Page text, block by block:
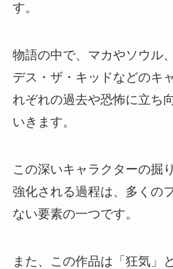
す。
物語の中で、マカやソウル
デス・ザ・キッドなどのキ
れぞれの過去や恐怖に立ち
いきます。
この深いキャラクターの掘
強化される過程は、多くの
ない要素の一つです。
また、この作品は「狂気」